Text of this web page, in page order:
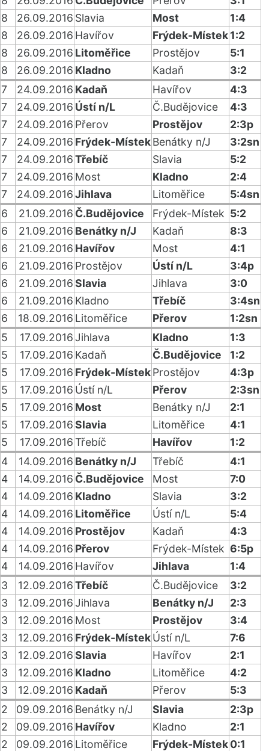
8
26.09.2016 Slavia Most
1:4
8
26.09.2016 Havířov Frýdek-Místek1:2
8
26.09.2016 Litoměřice Prostějov
5:1
8
26.09.2016 Kladno Kadaň
3:2
7
24.09.2016 Kadaň Havířov
4:3
7
24.09.2016 Ústí n/L Č.Budějovice
4:3
7
24.09.2016 Přerov Prostějov
2:3p
7
24.09.2016 Frýdek-MístekBenátky n/J
3:2sn
7
24.09.2016Třebíč Slavia
5:2
7
24.09.2016 Most Kladno
2:4
7
24.09.2016Jihlava Litoměřice
5:4sn
6
21.09.2016 Č.Budějovice Frýdek-Místek 5:2
6
21.09.2016 Benátky n/J Kadaň
8:3
6
21.09.2016 Havířov Most
4:1
6
21.09.2016 Prostějov Ústí n/L
3:4p
6
21.09.2016Slavia Jihlava
3:0
6
21.09.2016 Kladno Třebíč
3:4sn
6
18.09.2016 Litoměřice Přerov
1:2sn
5
17.09.2016Jihlava Kladno
1:3
5
17.09.2016 Kadaň Č.Budějovice
1:2
5
17.09.2016 Frýdek-MístekProstějov
4:3p
5
17.09.2016 Ústí n/L Přerov
2:3sn
5
17.09.2016 Most Benátky n/J
2:1
5
17.09.2016Slavia Litoměřice
4:1
5
17.09.2016Třebíč Havířov
1:2
4
14.09.2016 Benátky n/J Třebíč
4:1
4
14.09.2016 Č.Budějovice Most
7:0
4
14.09.2016 Kladno Slavia
3:2
4
14.09.2016 Litoměřice Ústí n/L
5:4
4
14.09.2016 Prostějov Kadaň
4:3
4
14.09.2016 Přerov Frýdek-Místek 6:5p
4
14.09.2016 Havířov Jihlava
1:4
3
12.09.2016Třebíč Č.Budějovice
3:2
3
12.09.2016Jihlava Benátky n/J
2:3
3
12.09.2016 Most Prostějov
3:4
3
12.09.2016 Frýdek-MístekÚstí n/L
7:6
3
12.09.2016Slavia Havířov
2:1
3
12.09.2016 Kladno Litoměřice
4:2
3
12.09.2016 Kadaň Přerov
5:3
2
09.09.2016 Benátky n/J Slavia
2:3p
2
09.09.2016 Havířov Kladno
2:1
2
09.09.2016 Litoměřice Frýdek-Místek0:1